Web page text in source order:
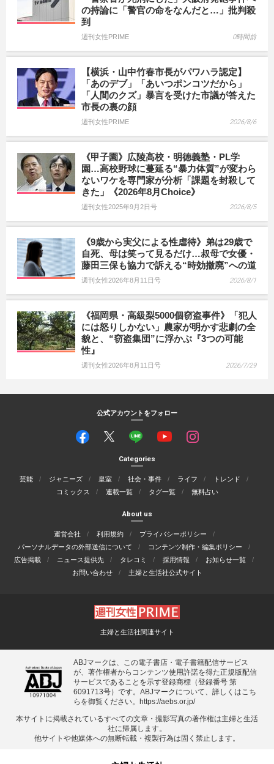
の持論に「警官の命をなんだと…」批判殺
到
週刊女性PRIME 0時間前
【横浜・山中竹春市長がパワハラ認定】
「あのデブ」「あいつポンコツだから」
「人間のクズ」暴言を受けた市議が答えた
市長の裏の顔
週刊女性PRIME 2026/8/6
《甲子園》広陵高校・明徳義塾・PL学
園…高校野球に蔓延る“暴力体質”が変わら
ないワケを専門家が分析「課題を封殺して
きた」《2026年8月Choice》
週刊女性2025年9月2日号 2026/8/5
《9歳から実父による性虐待》弟は29歳で
自死、母は笑って見るだけ…叔母で女優・
藤田三保も協力で訴える“時効撤廃”への道
週刊女性2026年8月11日号 2026/8/1
《福岡県・高級梨5000個窃盗事件》「犯人
には怒りしかない」農家が明かす悲劇の全
貌と、“窃盗集団”に浮かぶ『3つの可能
性』
週刊女性2026年8月11日号 2026/7/29
公式アカウントをフォロー
Categories
芸能 ジャニーズ 皇室 社会・事件 ライフ
トレンド
コミックス
連載一覧 タグ一覧 無料占い
About us
運営会社 利用規約
プライバシーポリシー
パーソナルデータの外部送信について
コンテンツ制作・編集ポリシー
広告掲載
ニュース提供先 タレコミ 採用情報
お知らせ一覧
お問い合わせ
主婦と生活社公式サイト
主婦と生活社関連サイト
ABJマークは、この電子書店・電子書籍配信サービス
が、著作権者からコンテンツ使用許諾を得た正規版配信
サービスであることを示す登録商標（登録番号 第
6091713号）です。ABJマークについて、詳しくはこち
らを御覧ください。 https://aebs.or.jp/
本サイトに掲載されているすべての⽂章・撮影写真の著作権は主婦と⽣活
社に帰属します。
他サイトや他媒体への無断転載・複製⾏為は固く禁⽌します。